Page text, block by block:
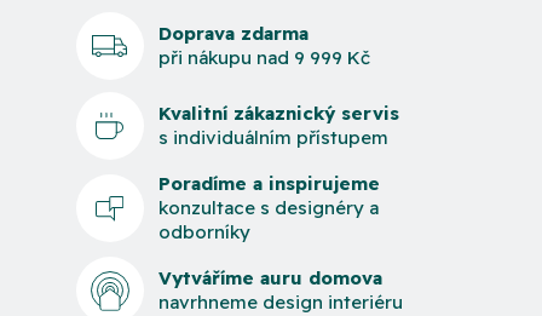
Doprava zdarma
při nákupu nad 9 999 Kč
Kvalitní zákaznický servis
s individuálním přístupem
Poradíme a inspirujeme
konzultace s designéry a
odborníky
Vytváříme auru domova
navrhneme design interiéru